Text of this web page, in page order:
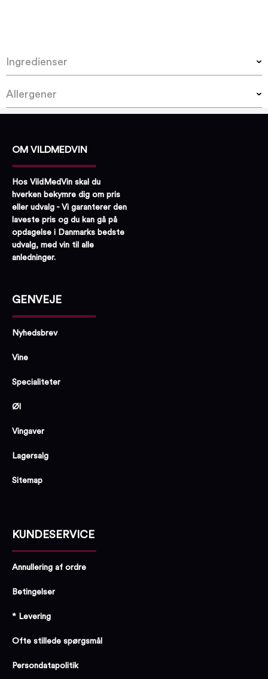
Ingredienser
kakaosmør, kakaomasse, emulgator (sojalecithin),
naturlig aroma (vanilje)), smørolie (mælk),
kakaotørstof og mindst 22 % mælketørstof.
Allergener
naturlig aroma (vanilje)), smørolie (
kakaotørstof og mindst 22 % mælketørstof.
OM VILDMEDVIN
Hos VildMedVin skal du
hverken bekymre dig om pris
eller udvalg - Vi garanterer den
laveste pris og du kan gå på
opdagelse i Danmarks bedste
udvalg, med vin til alle
anledninger.
GENVEJE
Nyhedsbrev
Vine
Specialiteter
Øl
Vingaver
Lagersalg
Sitemap
KUNDESERVICE
Annullering af ordre
Betingelser
* Levering
Ofte stillede spørgsmål
Persondatapolitik